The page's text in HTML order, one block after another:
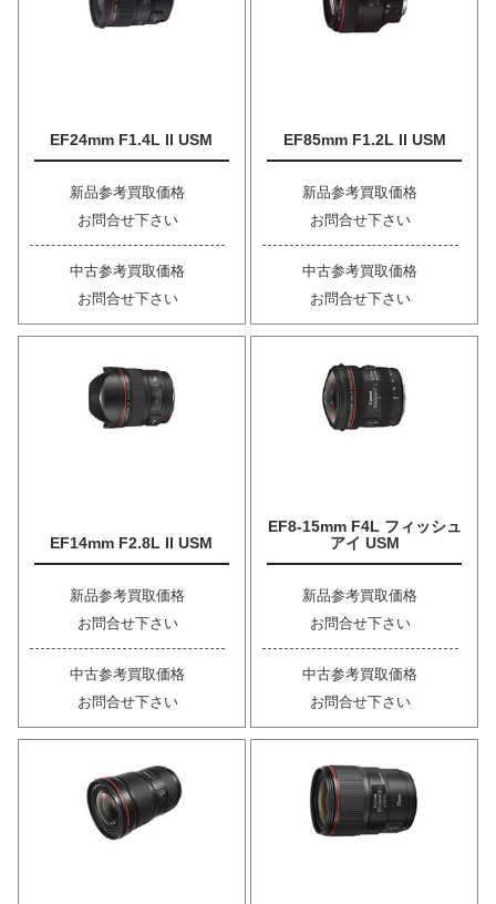
EF24mm F1.4L II USM
新品参考買取価格
お問合せ下さい
中古参考買取価格
お問合せ下さい
EF85mm F1.2L II USM
新品参考買取価格
お問合せ下さい
中古参考買取価格
お問合せ下さい
EF14mm F2.8L II USM
新品参考買取価格
お問合せ下さい
中古参考買取価格
お問合せ下さい
EF8-15mm F4L フィッシュ
アイ USM
新品参考買取価格
お問合せ下さい
中古参考買取価格
お問合せ下さい